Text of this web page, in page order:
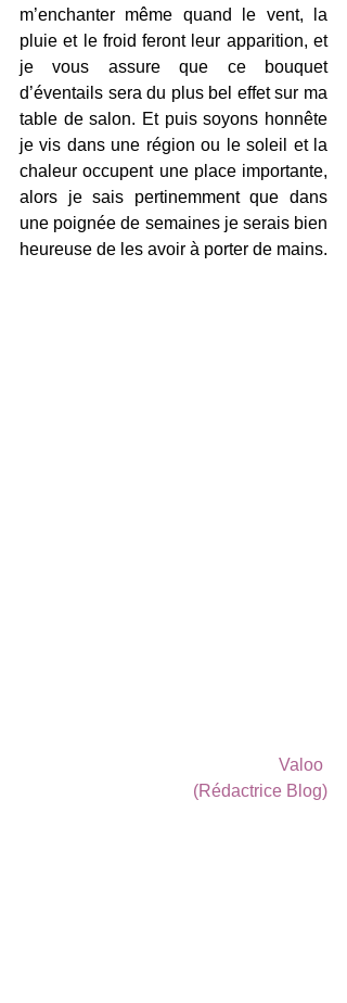
m’enchanter même quand le vent, la
pluie et le froid feront leur apparition, et
je vous assure que ce bouquet
d’éventails sera du plus bel effet sur ma
table de salon. Et puis soyons honnête
je vis dans une région ou le soleil et la
chaleur occupent une place importante,
alors je sais pertinemment que dans
une poignée de semaines je serais bien
heureuse de les avoir à porter de mains.
Valoo
(Rédactrice Blog)